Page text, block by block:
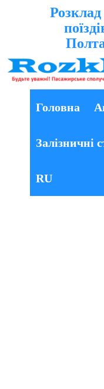
Розклад
Головна
Залізничні
RU